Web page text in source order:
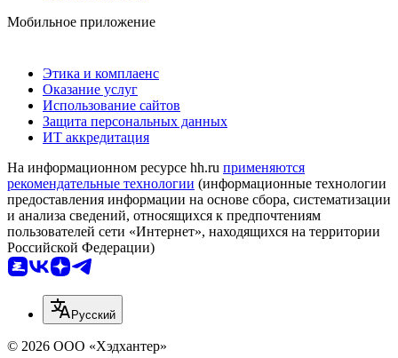
Мобильное приложение
Этика и комплаенс
Оказание услуг
Использование сайтов
Защита персональных данных
ИТ аккредитация
На информационном ресурсе hh.ru применяются
рекомендательные технологии (информационные технологии
предоставления информации на основе сбора, систематизации
и анализа сведений, относящихся к предпочтениям
пользователей сети «Интернет», находящихся на территории
Российской Федерации)
Русский
© 2026 ООО «Хэдхантер»